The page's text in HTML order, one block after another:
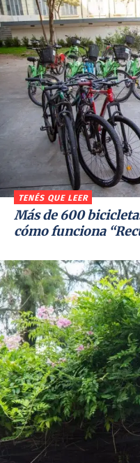
TENÉS QUE LEER
Más de 600
cómo funciona